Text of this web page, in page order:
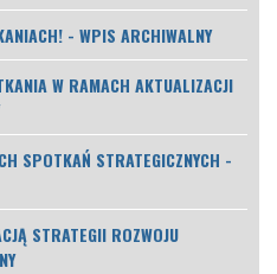
- WPIS ARCHIWALNY
W RAMACH AKTUALIZACJI
SPOTKAŃ STRATEGICZNYCH -
STRATEGII ROZWOJU